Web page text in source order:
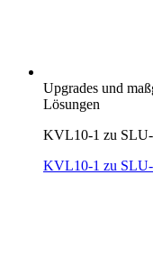
Upgrades und
Lösungen
KVL10-1 zu SLU-
KVL10-1 zu SLU-